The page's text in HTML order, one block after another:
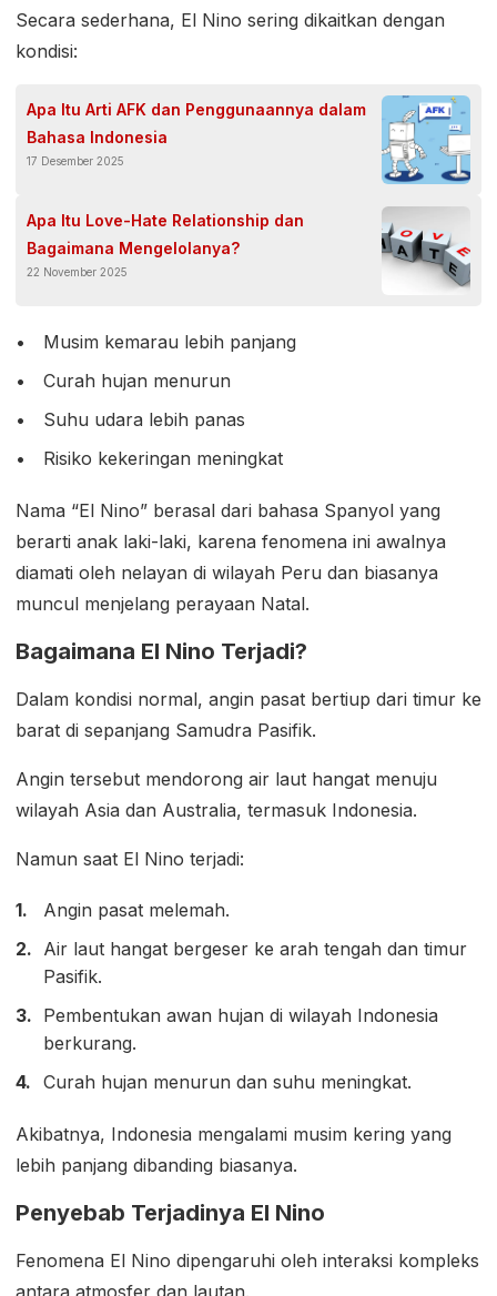
Secara sederhana, El Nino sering dikaitkan dengan
kondisi:
Apa Itu Arti AFK dan Penggunaannya dalam
Bahasa Indonesia
17 Desember 2025
Apa Itu Love-Hate Relationship dan
Bagaimana Mengelolanya?
22 November 2025
Musim kemarau lebih panjang
Curah hujan menurun
Suhu udara lebih panas
Risiko kekeringan meningkat
Nama “El Nino” berasal dari bahasa Spanyol yang
berarti anak laki-laki, karena fenomena ini awalnya
diamati oleh nelayan di wilayah Peru dan biasanya
muncul menjelang perayaan Natal.
Bagaimana El Nino Terjadi?
Dalam kondisi normal, angin pasat bertiup dari timur ke
barat di sepanjang Samudra Pasifik.
Angin tersebut mendorong air laut hangat menuju
wilayah Asia dan Australia, termasuk Indonesia.
Namun saat El Nino terjadi:
Angin pasat melemah.
Air laut hangat bergeser ke arah tengah dan timur
Pasifik.
Pembentukan awan hujan di wilayah Indonesia
berkurang.
Curah hujan menurun dan suhu meningkat.
Akibatnya, Indonesia mengalami musim kering yang
lebih panjang dibanding biasanya.
Penyebab Terjadinya El Nino
Fenomena El Nino dipengaruhi oleh interaksi kompleks
antara atmosfer dan lautan.